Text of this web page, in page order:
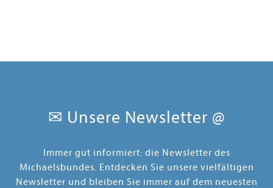
✉ Unsere Newsletter @
Immer gut informiert: die Newsletter des
Michaelsbundes. Entdecken Sie unsere vielfältigen
Newsletter und bleiben Sie immer auf dem neuesten